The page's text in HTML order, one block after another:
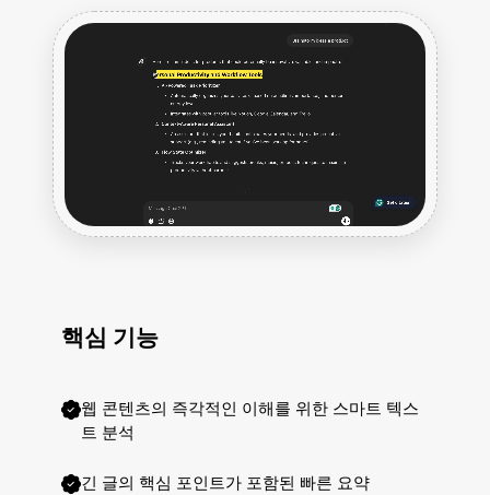
핵심 기능
웹 콘텐츠의 즉각적인 이해를 위한 스마트 텍스
트 분석
긴 글의 핵심 포인트가 포함된 빠른 요약